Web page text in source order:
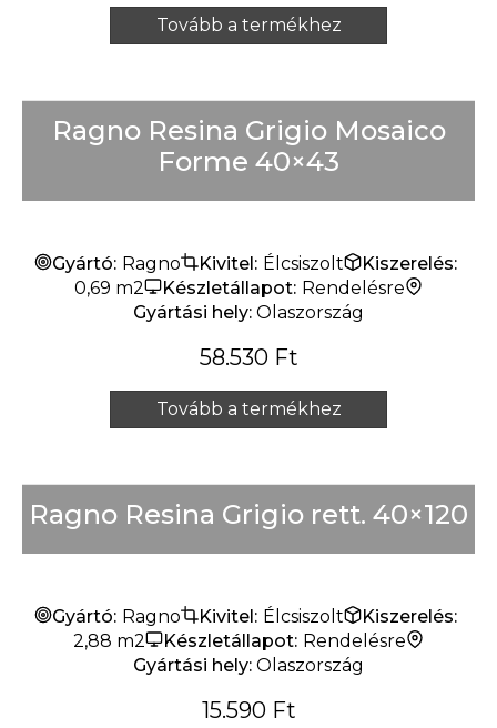
Tovább a termékhez
Ragno Resina Grigio Mosaico
Forme 40×43
Gyártó: Ragno Kivitel: Élcsiszolt
Kiszerelés:
0,69 m2
Készletállapot: Rendelésre
Gyártási hely: Olaszország
58.530 Ft
Tovább a termékhez
Ragno Resina Grigio rett. 40×120
Gyártó: Ragno Kivitel: Élcsiszolt
Kiszerelés:
2,88 m2
Készletállapot: Rendelésre
Gyártási hely: Olaszország
15.590 Ft